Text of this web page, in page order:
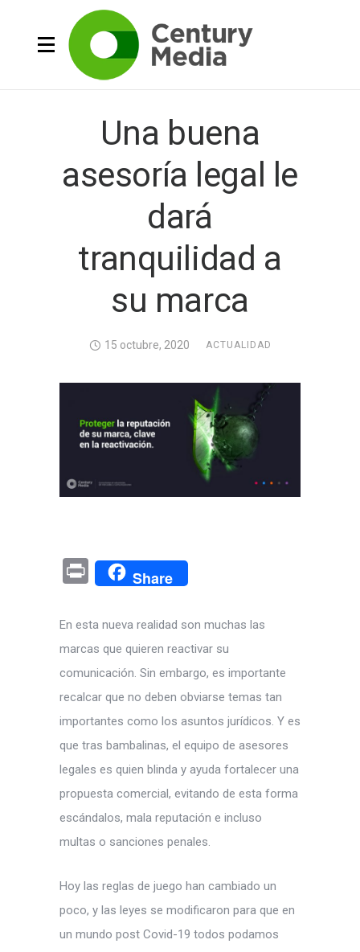
Una buena
asesoría legal le
dará
tranquilidad a
su marca
15 octubre, 2020 ACTUALIDAD
Pr
in
t
Share
En esta nueva realidad son muchas las
marcas que quieren reactivar su
comunicación. Sin embargo, es importante
recalcar que no deben obviarse temas tan
importantes como los asuntos jurídicos. Y es
que tras bambalinas, el equipo de asesores
legales es quien blinda y ayuda fortalecer una
propuesta comercial, evitando de esta forma
escándalos, mala reputación e incluso
multas o sanciones penales.
Hoy las reglas de juego han cambiado un
poco, y las leyes se modificaron para que en
un mundo post Covid-19 todos podamos